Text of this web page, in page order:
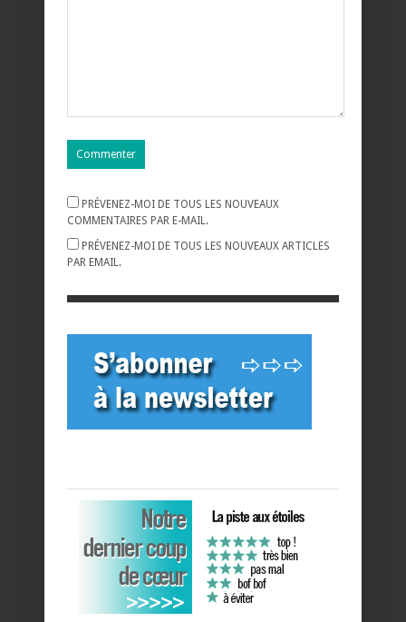
PRÉVENEZ-MOI DE TOUS LES NOUVEAUX
COMMENTAIRES PAR E-MAIL.
PRÉVENEZ-MOI DE TOUS LES NOUVEAUX ARTICLES
PAR EMAIL.